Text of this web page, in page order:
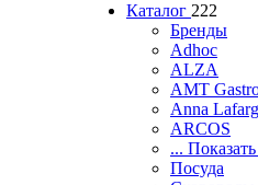
Каталог 222
Бренды
Adhoc
ALZA
AMT
Anna Lafarg
ARCOS
...
Посуда